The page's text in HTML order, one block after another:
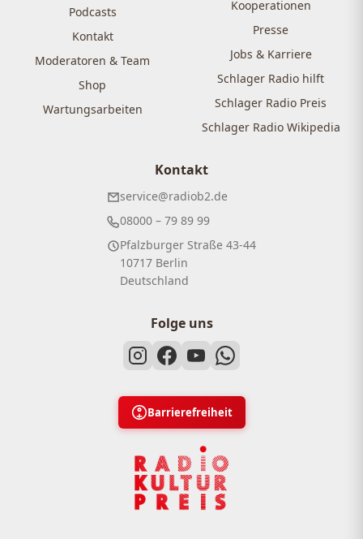
Podcasts
Kontakt
Moderatoren & Team
Shop
Wartungsarbeiten
Kooperationen
Presse
Jobs & Karriere
Schlager Radio hilft
Schlager Radio Preis
Schlager Radio Wikipedia
Kontakt
service@radiob2.de
08000 – 79 89 99
Pfalzburger Straße 43-44
10717 Berlin
Deutschland
Folge uns
Barrierefreiheit